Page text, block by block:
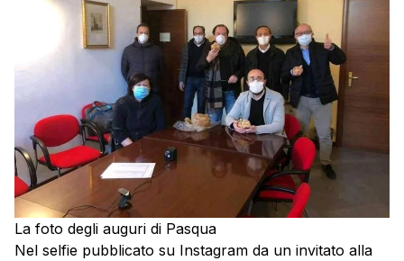
La foto degli auguri di Pasqua
Nel selfie pubblicato su Instagram da un invitato alla